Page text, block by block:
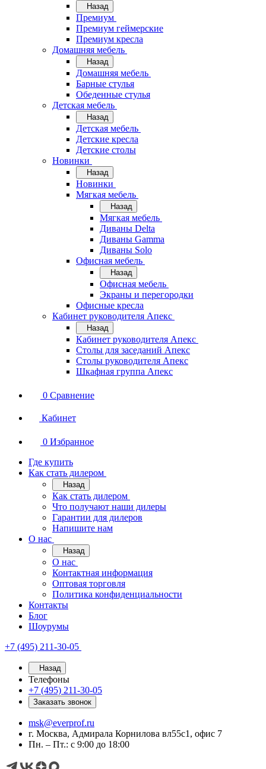
Назад
Премиум
Премиум геймерские
Премиум кресла
Домашняя мебель
Назад
Домашняя мебель
Барные стулья
Обеденные стулья
Детская мебель
Назад
Детская мебель
Детские кресла
Детские столы
Новинки
Назад
Новинки
Мягкая мебель
Назад
Мягкая мебель
Диваны Delta
Диваны Gamma
Диваны Solo
Офисная мебель
Назад
Офисная мебель
Экраны и перегородки
Офисные кресла
Кабинет руководителя Апекс
Назад
Кабинет руководителя Апекс
Столы для заседаний Апекс
Столы руководителя Апекс
Шкафная группа Апекс
0 Сравнение
Кабинет
0 Избранное
Где купить
Как стать дилером
Назад
Как стать дилером
Что получают наши дилеры
Гарантии для дилеров
Напишите нам
О нас
Назад
О нас
Контактная информация
Оптовая торговля
Политика конфиденциальности
Контакты
Блог
Шоурумы
+7 (495) 211-30-05
Назад
Телефоны
+7 (495) 211-30-05
Заказать звонок
msk@everprof.ru
г. Москва, Адмирала Корнилова вл55с1, офис 7
Пн. – Пт.: с 9:00 до 18:00